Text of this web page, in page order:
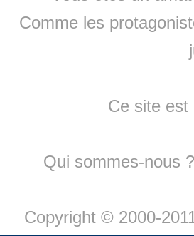
Comme les
Ce site
Qui sommes-nous ?
Copyright © 2000-